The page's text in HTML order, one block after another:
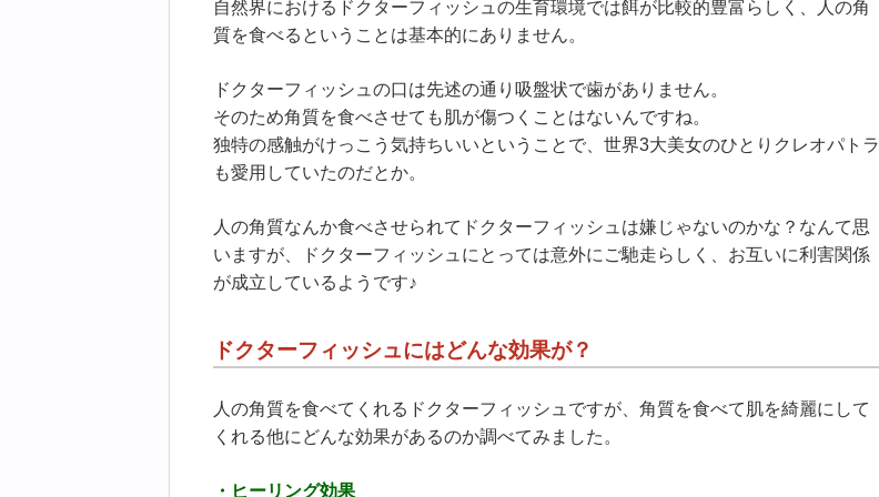
自然界におけるドクターフィッシュの生育環境では餌が比較的豊富らしく、人の角
質を食べるということは基本的にありません。
ドクターフィッシュの口は先述の通り吸盤状で歯がありません。
そのため角質を食べさせても肌が傷つくことはないんですね。
独特の感触がけっこう気持ちいいということで、世界3大美女のひとりクレオパトラ
も愛用していたのだとか。
人の角質なんか食べさせられてドクターフィッシュは嫌じゃないのかな？なんて思
いますが、ドクターフィッシュにとっては意外にご馳走らしく、お互いに利害関係
が成立しているようです♪
ドクターフィッシュにはどんな効果が？
人の角質を食べてくれるドクターフィッシュですが、角質を食べて肌を綺麗にして
くれる他にどんな効果があるのか調べてみました。
・ヒーリング効果